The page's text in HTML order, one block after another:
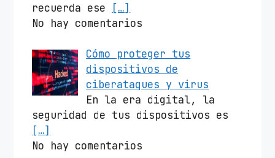
recuerda ese
[…]
No hay comentarios
Cómo proteger tus
dispositivos de
ciberataques y virus
En la era digital, la
seguridad de tus dispositivos es
[…]
No hay comentarios